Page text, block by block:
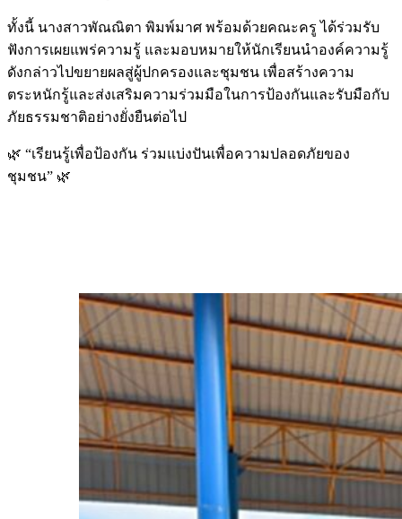
ทั้งนี้ นางสาวพัณณิตา พิมพ์มาศ พร้อมด้วยคณะครู ได้ร่วมรับ
ฟังการเผยแพร่ความรู้ และมอบหมายให้นักเรียนนำองค์ความรู้
ดังกล่าวไปขยายผลสู่ผู้ปกครองและชุมชน เพื่อสร้างความ
ตระหนักรู้และส่งเสริมความร่วมมือในการป้องกันและรับมือกับ
ภัยธรรมชาติอย่างยั่งยืนต่อไป
🌿 “เรียนรู้เพื่อป้องกัน ร่วมแบ่งปันเพื่อความปลอดภัยของ
ชุมชน” 🌿